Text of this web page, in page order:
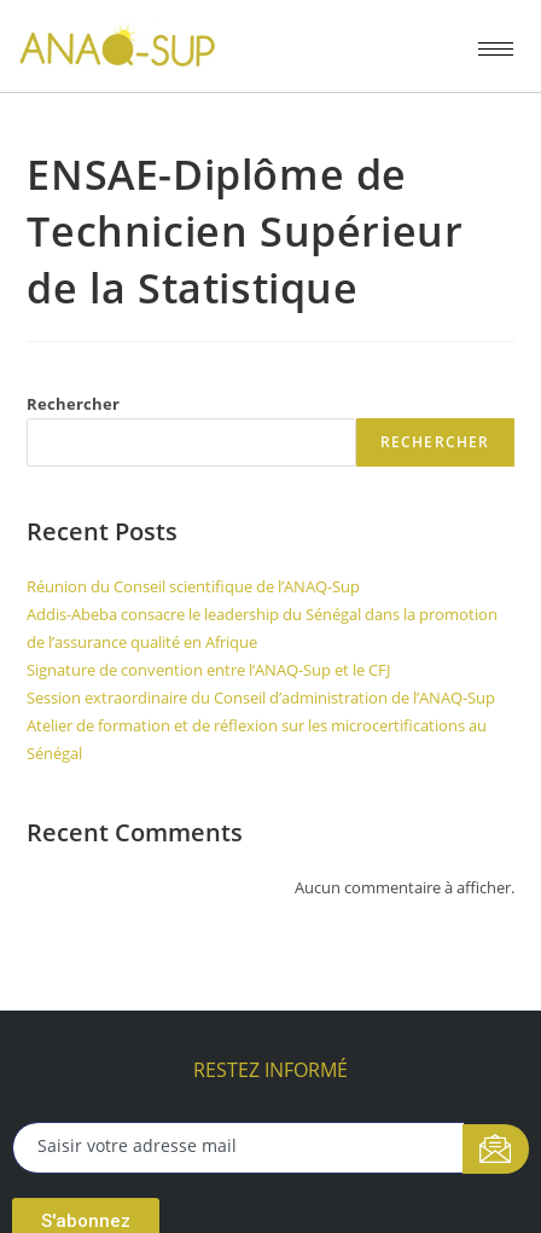
ENSAE-Diplôme de
Technicien Supérieur
de la Statistique
Rechercher
RECHERCHER
Recent Posts
Réunion du Conseil scientifique de l’ANAQ-Sup
Addis-Abeba consacre le leadership du Sénégal dans la promotion
de l’assurance qualité en Afrique
Signature de convention entre l’ANAQ-Sup et le CFJ
Session extraordinaire du Conseil d’administration de l’ANAQ-Sup
Atelier de formation et de réflexion sur les microcertifications au
Sénégal
Recent Comments
Aucun commentaire à afficher.
RESTEZ INFORMÉ
S'abonnez